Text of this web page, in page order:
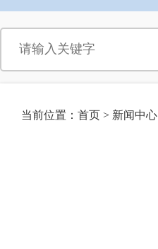
当前位置： 首页 > 新闻中心